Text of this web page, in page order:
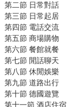
第二節 日常對話
第三節 日常起居
第四節 電話交流
第五節 商場購物
第六節 餐館就餐
第七節 閒話聊天
第八節 休閒娛樂
第九節 道路出行
第十節 德國遊覽
第十一節 酒店住宿